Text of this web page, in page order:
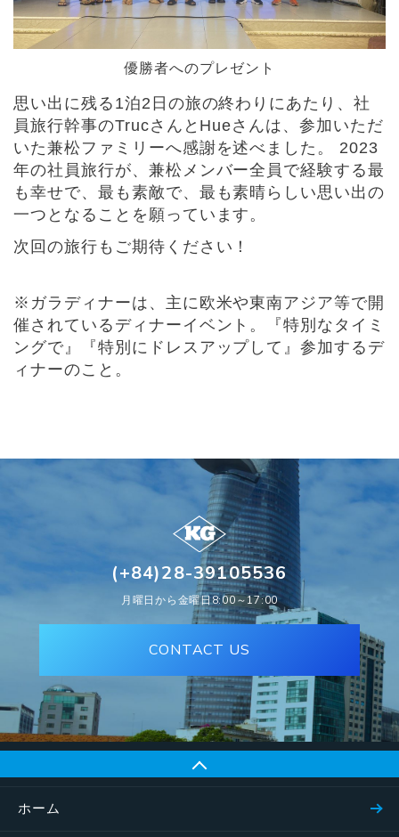
優勝者へのプレゼント
思い出に残る1泊2日の旅の終わりにあたり、社
員旅行幹事のTrucさんとHueさんは、参加いただ
いた兼松ファミリーへ感謝を述べました。 2023
年の社員旅行が、兼松メンバー全員で経験する最
も幸せで、最も素敵で、最も素晴らしい思い出の
一つとなることを願っています。
次回の旅行もご期待ください！
※ガラディナーは、主に欧米や東南アジア等で開
催されているディナーイベント。『特別なタイミ
ングで』『特別にドレスアップして』参加するデ
ィナーのこと。
(+84)28-39105536
月曜日から金曜日8:00～17:00
CONTACT US
ホーム